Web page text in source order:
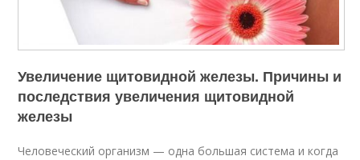
Увеличение щитовидной железы. Причины и
последствия увеличения щитовидной
железы
Человеческий организм — одна большая система и когда